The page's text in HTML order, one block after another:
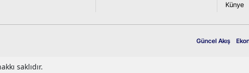
Künye
Güncel Akış
saklıdır.